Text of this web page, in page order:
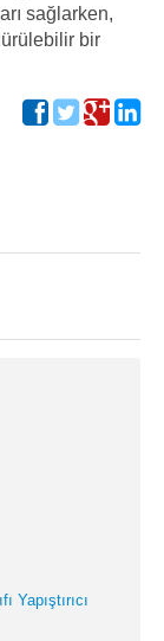
sağlarken,
bir
Yapıştırıcı